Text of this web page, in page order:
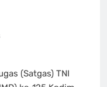
(Satgas) TNI